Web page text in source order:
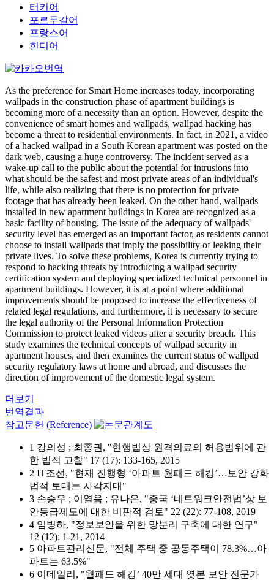
터키어
포르투갈어
프랑스어
힌디어
As the preference for Smart Home increases today, incorporating
wallpads in the construction phase of apartment buildings is
becoming more of a necessity than an option. However, despite the
convenience of smart homes and wallpads, wallpad hacking has
become a threat to residential environments. In fact, in 2021, a video
of a hacked wallpad in a South Korean apartment was posted on the
dark web, causing a huge controversy. The incident served as a
wake-up call to the public about the potential for intrusions into
what should be the safest and most private areas of an individual's
life, while also realizing that there is no protection for private
footage that has already been leaked. On the other hand, wallpads
installed in new apartment buildings in Korea are recognized as a
basic facility of housing. The issue of the adequacy of wallpads'
security level has emerged as an important factor, as residents cannot
choose to install wallpads that imply the possibility of leaking their
private lives. To solve these problems, Korea is currently trying to
respond to hacking threats by introducing a wallpad security
certification system and deploying specialized technical personnel in
apartment buildings. However, it is at a point where additional
improvements should be proposed to increase the effectiveness of
related legal regulations, and furthermore, it is necessary to secure
the legal authority of the Personal Information Protection
Commission to protect leaked videos after a security breach. This
study examines the technical concepts of wallpad security in
apartment houses, and then examines the current status of wallpad
security regulatory laws at home and abroad, and discusses the
direction of improvement of the domestic legal system.
더보기
번역결과
참고문헌 (Reference)
1 강의성 ; 최종권, "현행법상 원격의료의 허용범위에 관
한 법적 고찰" 17 (17): 133-165, 2015
2 IT조선, "현재 진행형 ‘아파트 월패드 해킹’…보안 강화
법적 토대는 사각지대"
3 손승우 ; 이열음 ; 유나은, "중국 ‘네트워크안전법’상 보
안등급제도에 대한 비판적 검토" 22 (22): 77-108, 2019
4 임병하, "정보보안을 위한 망분리 구축에 대한 연구"
12 (12): 1-21, 2014
5 아파트관리신문, "전체 주택 중 공동주택이 78.3%…아
파트는 63.5%"
6 이데일리, "월패드 해킹’ 40만 세대 엿본 보안 전문가